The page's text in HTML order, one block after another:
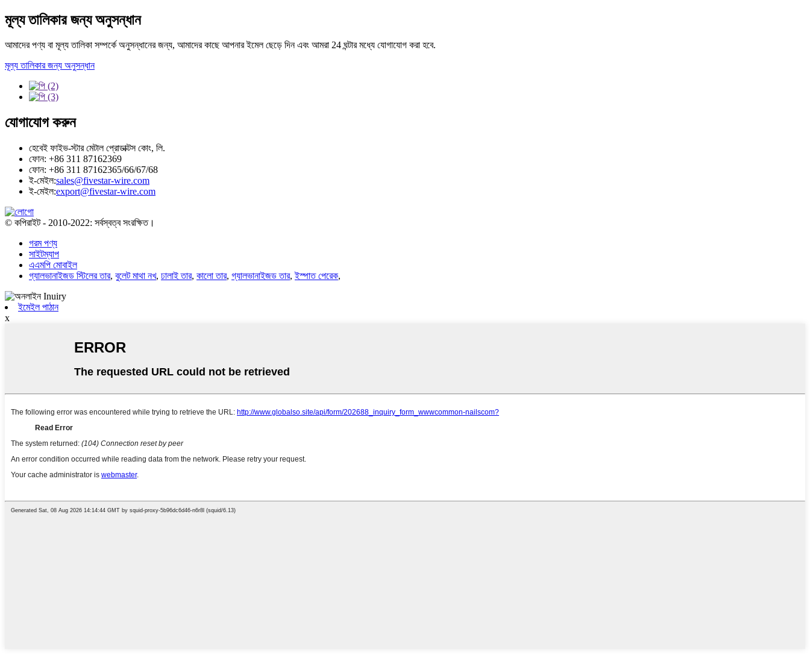
মূল্য তালিকার জন্য অনুসন্ধান
আমাদের পণ্য বা মূল্য তালিকা সম্পর্কে অনুসন্ধানের জন্য, আমাদের কাছে আপনার ইমেল ছেড়ে দিন এবং আমরা 24 ঘন্টার মধ্যে যোগাযোগ করা হবে.
মূল্য তালিকার জন্য অনুসন্ধান
যোগাযোগ করুন
হেবেই ফাইভ-স্টার মেটাল প্রোডাক্টস কোং, লি.
ফোন: +86 311 87162369
ফোন: +86 311 87162365/66/67/68
ই-মেইল:sales@fivestar-wire.com
ই-মেইল:export@fivestar-wire.com
© কপিরাইট - 2010-2022: সর্বস্বত্ব সংরক্ষিত।
গরম পণ্য
সাইটম্যাপ
এএমপি মোবাইল
গ্যালভানাইজড স্টিলের তার, বুলেট মাথা নখ, ঢালাই তার, কালো তার, গ্যালভানাইজড তার,ইস্পাত পেরেক,
ইমেইল পাঠান
x